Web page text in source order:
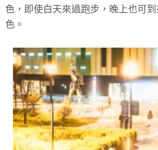
色 ，即使白天來過跑步，晚上也可
色。